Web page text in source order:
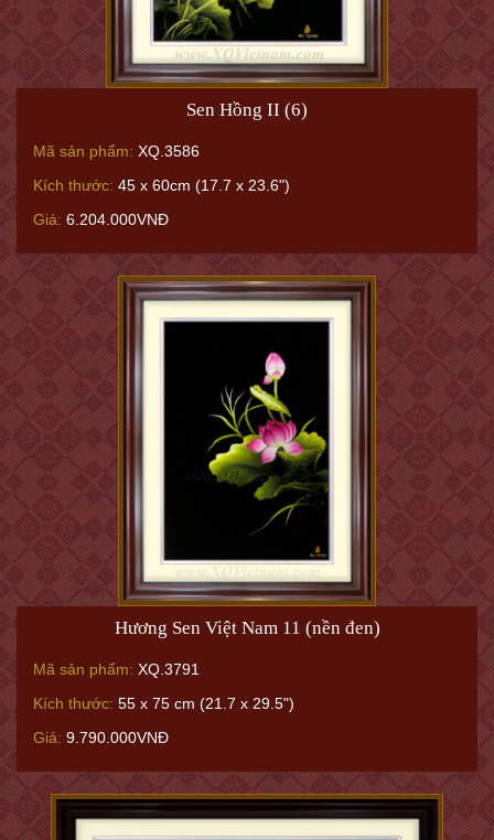
Sen Hồng II (6)
Mã sản phẩm: XQ.3586
Kích thước: 45 x 60cm (17.7 x 23.6")
Giá: 6.204.000VNĐ
Hương Sen Việt Nam 11 (nền đen)
Mã sản phẩm: XQ.3791
Kích thước: 55 x 75 cm (21.7 x 29.5")
Giá: 9.790.000VNĐ